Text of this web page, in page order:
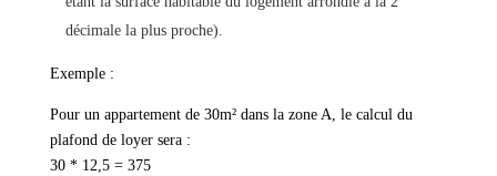
décimale la plus proche).
Exemple :
Pour un appartement de 30m² dans la zone A, le calcul du
plafond de loyer sera :
30 * 12,5 = 375